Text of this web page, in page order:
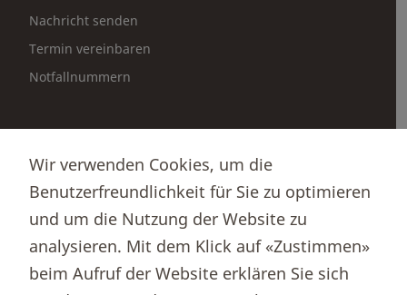
Nachricht senden
Termin vereinbaren
Notfallnummern
Börsenportal Yourmoney
Thurgauer Kantonalbank
Wir verwenden Cookies, um die
Benutzerfreundlichkeit für Sie zu optimieren
und um die Nutzung der Website zu
analysieren. Mit dem Klick auf «Zustimmen»
beim Aufruf der Website erklären Sie sich